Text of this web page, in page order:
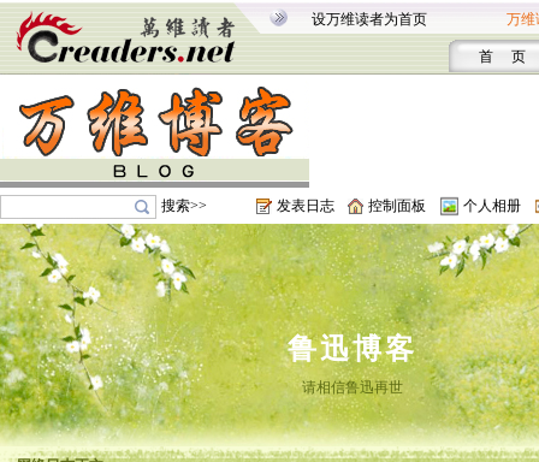
设万维读者为首页 万维
首 页
搜索>> 发表日志 控制面板 个人相册
鲁迅博客
请相信鲁迅再世